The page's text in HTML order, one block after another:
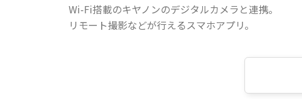
Wi-Fi搭載のキヤノンのデジタルカメラと連携。
リモート撮影などが行えるスマホアプリ。